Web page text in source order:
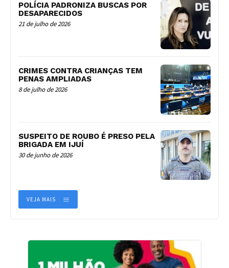
POLÍCIA PADRONIZA BUSCAS POR
DESAPARECIDOS
21 de julho de 2026
CRIMES CONTRA CRIANÇAS TEM
PENAS AMPLIADAS
8 de julho de 2026
SUSPEITO DE ROUBO É PRESO PELA
BRIGADA EM IJUÍ
30 de junho de 2026
VEJA MAIS